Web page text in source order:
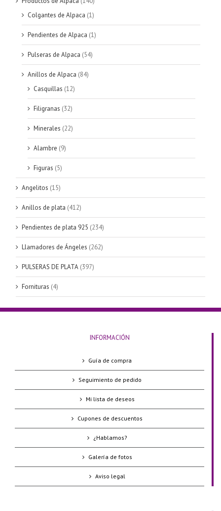
Colgantes de Alpaca (1)
Pendientes de Alpaca (1)
Pulseras de Alpaca (54)
Anillos de Alpaca (84)
Casquillas (12)
Filigranas (32)
Minerales (22)
Alambre (9)
Figuras (5)
Angelitos (15)
Anillos de plata (412)
Pendientes de plata 925 (234)
Llamadores de Ángeles (262)
PULSERAS DE PLATA (397)
Fornituras (4)
INFORMACIÓN
Guía de compra
Seguimiento de pedido
Mi lista de deseos
Cupones de descuentos
¿Hablamos?
Galería de fotos
Aviso legal